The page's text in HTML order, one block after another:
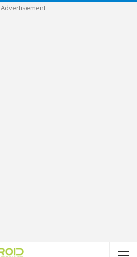
Advertisement